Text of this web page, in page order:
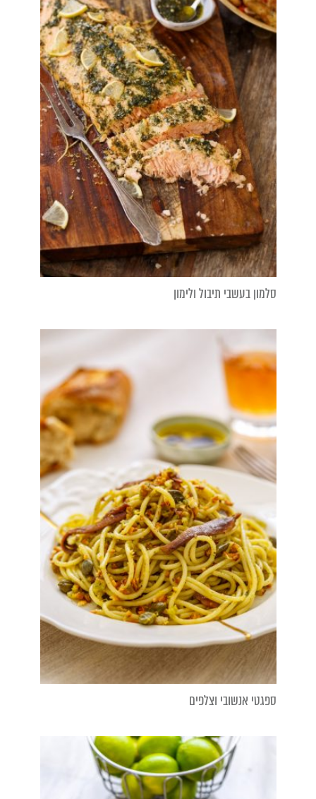
סלמון בעשבי תיבול ולימון
ספגטי אנשובי וצלפים